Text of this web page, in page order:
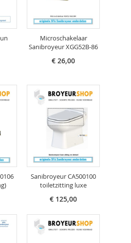
Microschakelaar
Sanibroyeur XGG52B-86
€ 26,00
Sanibroyeur CA500100
toiletzitting luxe
€ 125,00